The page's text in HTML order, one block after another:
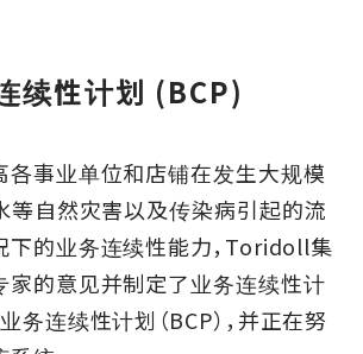
续性计划 (BCP)
各事业单位和店铺在发生大规模
等自然灾害以及传染病引起的流
下的业务连续性能力，Toridoll集
家的意见并制定了业务连续性计
务连续性计划（BCP），并正在努